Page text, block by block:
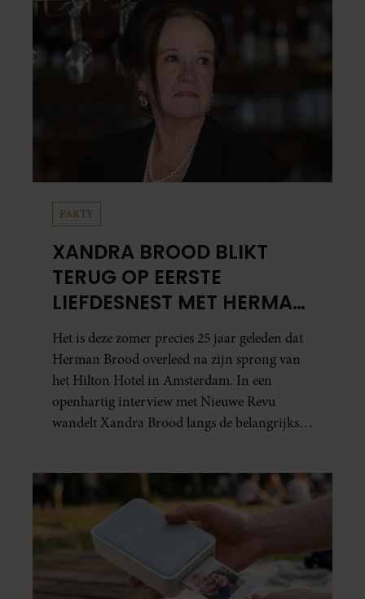
PARTY
XANDRA BROOD BLIKT
TERUG OP EERSTE
LIEFDESNEST MET HERMAN
BROOD: “HIER IS LOLA
GEBOREN”
Het is deze zomer precies 25 jaar geleden dat
Herman Brood overleed na zijn sprong van
het Hilton Hotel in Amsterdam. In een
openhartig interview met Nieuwe Revu
wandelt Xandra Brood langs de belangrijkste
Leidsedwarsstraat roept een stortvloed aan
herinneringen op. Daar begon hun leven
samen en werd dochter Lola geboren.